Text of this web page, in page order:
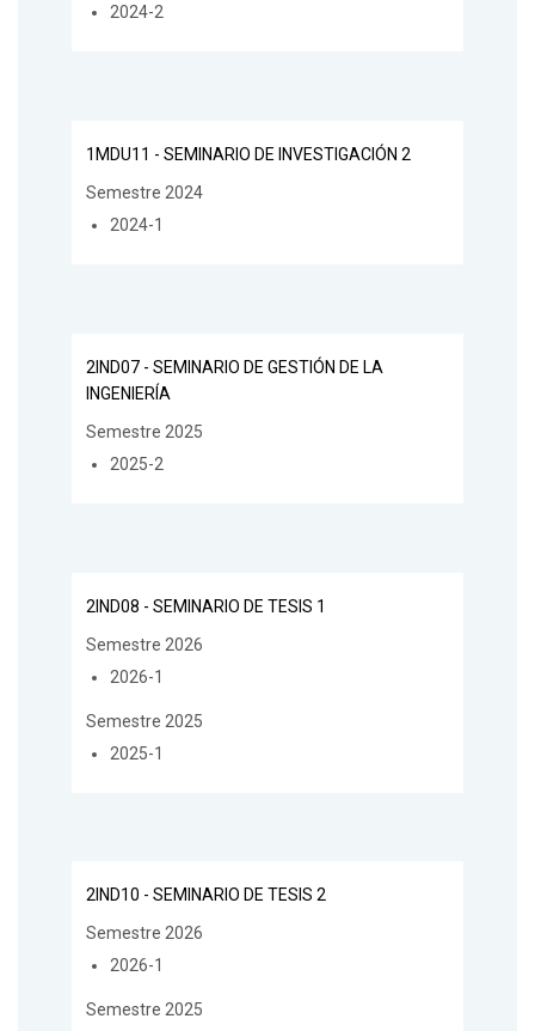
2024-2
1MDU11 - SEMINARIO DE INVESTIGACIÓN 2
Semestre 2024
2024-1
2IND07 - SEMINARIO DE GESTIÓN DE LA
INGENIERÍA
Semestre 2025
2025-2
2IND08 - SEMINARIO DE TESIS 1
Semestre 2026
2026-1
Semestre 2025
2025-1
2IND10 - SEMINARIO DE TESIS 2
Semestre 2026
2026-1
Semestre 2025